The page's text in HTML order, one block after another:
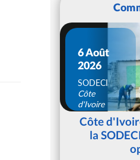
6 Août
2026
SODECI
Côte
d'Ivoire
Côte
la